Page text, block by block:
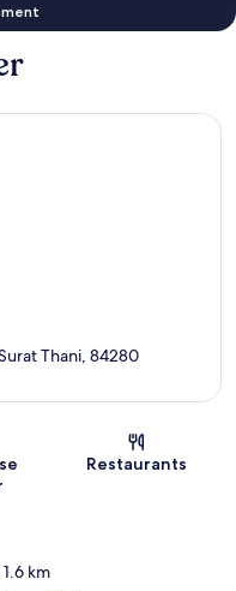
Thani, 84280
Restaurants
km